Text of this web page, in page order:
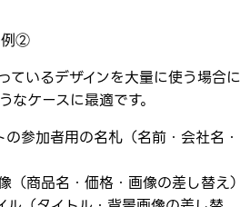
②
ているデザインを大量に使う場合に
ケースに最適です。
参加者用の名札（名前・会社名・
（商品名・価格・画像の差し替え